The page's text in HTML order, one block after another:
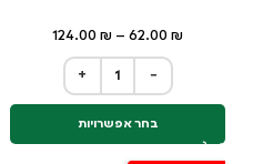
62.00 ₪
–
124.00 ₪
+ −
בחר אפשרויות